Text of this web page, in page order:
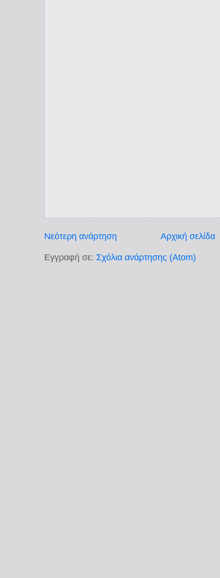
Νεότερη ανάρτηση Αρχική σελίδα
Εγγραφή σε: Σχόλια ανάρτησης (Atom)